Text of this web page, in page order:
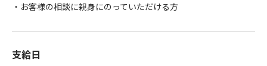
・お客様の相談に親身にのっていただける方
支給日